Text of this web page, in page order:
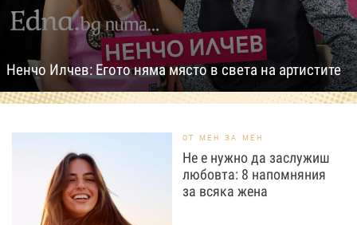
Ненчо Илчев: Егото няма място в света на артистите
ОТ МЕН ЗА МЕН
Не е нужно да заслужиш
любовта: 8 напомняния
за всяка жена